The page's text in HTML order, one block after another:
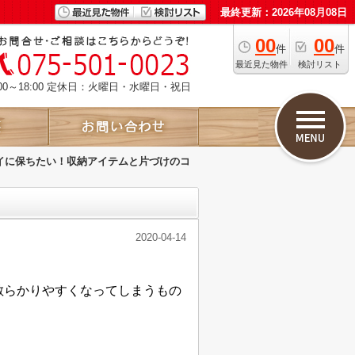
最終更新：2026年08月08日
00件
最近見た物件
00件
検討リスト
～18:00 定休日：火曜日・水曜日・祝日
に保ちたい！収納アイテムと片づけのコ
2020-04-14
かりやすくなってしまうもの